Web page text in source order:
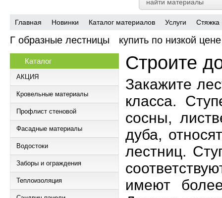
7 лет на рынке
Главная Новинки Каталог материалов Услуги Стяжка
Г образные лестницы купить по низкой
Каталог
АКЦИЯ
Кровельные материалы
Профлист стеновой
Фасадные материалы
Водостоки
Заборы и ограждения
Теплоизоляция
Строите
Закажите
класса.
сосны,
дуба,
лестниц.
имеют